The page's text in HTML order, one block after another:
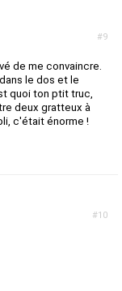
#9
de me convaincre.
le dos et le
quoi ton ptit truc,
deux gratteux à
c'était énorme !
#10